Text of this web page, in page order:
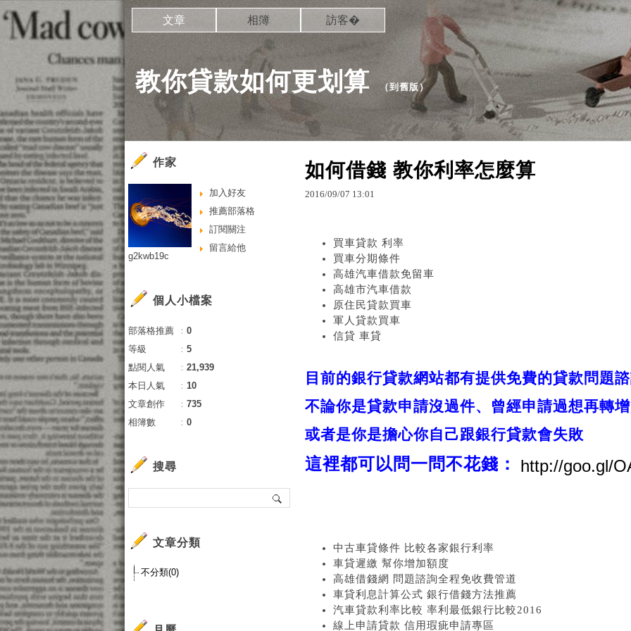
教你貸款如何更划算 （到舊版）
文章 相簿 訪客�
如何借錢 教你利率怎麼算
2016/09/07 13:01
買車貸款 利率
買車分期條件
高雄汽車借款免留車
高雄市汽車借款
原住民貸款買車
軍人貸款買車
信貸 車貸
目前的銀行貸款網站都有提供免費的貸款問題
不論你是貸款申請沒過件、曾經申請過想再轉
或者是你是擔心你自己跟銀行貸款會失敗
這裡都可以問一問不花錢：
中古車貸條件 比較各家銀行利率
車貸遲繳 幫你增加額度
高雄借錢網 問題諮詢全程免收費管道
車貸利息計算公式 銀行借錢方法推薦
汽車貸款利率比較 率利最低銀行比較2016
線上申請貸款 信用瑕疵申請專區
作家
加入好友
推薦部落格
訂閱關注
留言給他
g2kwb19c
個人小檔案
部落格推薦 ： 0
等級
： 5
點閱人氣
： 21,939
本日人氣
： 10
文章創作
： 735
相簿數
： 0
搜尋
文章分類
不分類(0)